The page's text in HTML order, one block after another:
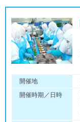
開催地
開催時期／日時